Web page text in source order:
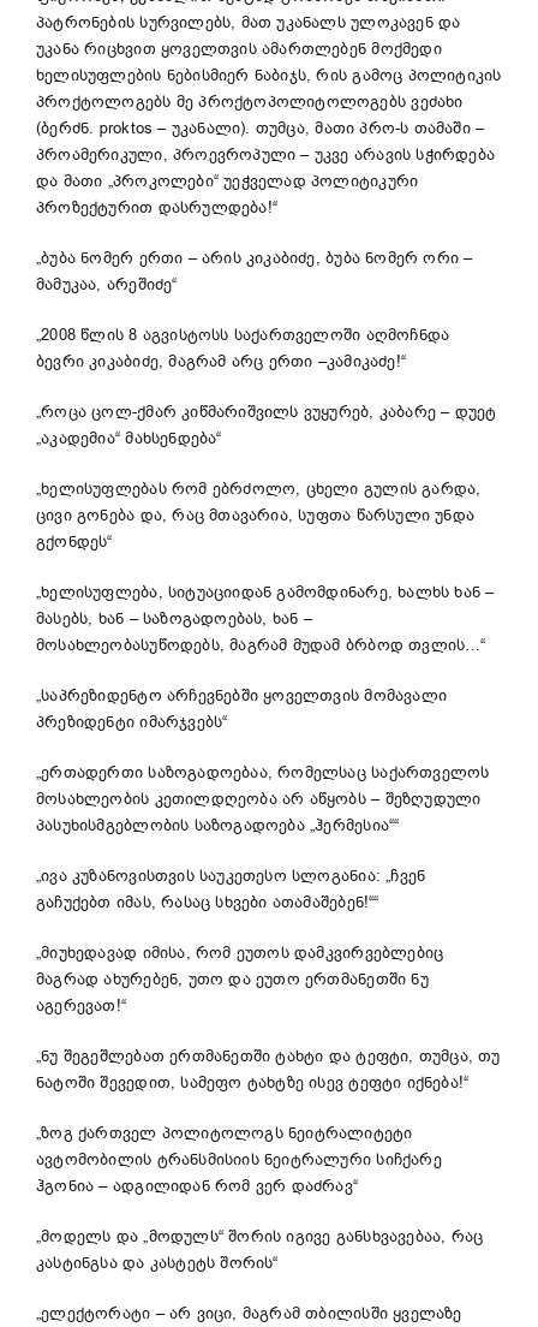
პატრონების სურვილებს, მათ უკანალს ულოკავენ და
უკანა რიცხვით ყოველთვის ამართლებენ მოქმედი
ხელისუფლების ნებისმიერ ნაბიჯს, რის გამოც პოლიტიკის
პროქტოლოგებს მე პროქტოპოლიტოლოგებს ვეძახი
(ბერძნ. proktos – უკანალი). თუმცა, მათი პრო-ს თამაში –
პროამერიკული, პროევროპული – უკვე არავის სჭირდება
და მათი „პროკოლები“ უეჭველად პოლიტიკური
პროზექტურით დასრულდება!“
„ბუბა ნომერ ერთი – არის კიკაბიძე, ბუბა ნომერ ორი –
მამუკაა, არეშიძე“
„2008 წლის 8 აგვისტოსს საქართველოში აღმოჩნდა
ბევრი კიკაბიძე, მაგრამ არც ერთი –კამიკაძე!“
„როცა ცოლ-ქმარ კიწმარიშვილს ვუყურებ, კაბარე – დუეტ
„აკადემია“ მახსენდება“
„ხელისუფლებას რომ ებრძოლო, ცხელი გულის გარდა,
ცივი გონება და, რაც მთავარია, სუფთა წარსული უნდა
გქონდეს“
„ხელისუფლება, სიტუაციიდან გამომდინარე, ხალხს ხან –
მასებს, ხან – საზოგადოებას, ხან –
მოსახლეობასუწოდებს, მაგრამ მუდამ ბრბოდ თვლის…“
„საპრეზიდენტო არჩევნებში ყოველთვის მომავალი
პრეზიდენტი იმარჯვებს“
„ერთადერთი საზოგადოებაა, რომელსაც საქართველოს
მოსახლეობის კეთილდღეობა არ აწყობს – შეზღუდული
პასუხისმგებლობის საზოგადოება „ჰერმესია““
„ივა კუზანოვისთვის საუკეთესო სლოგანია: „ჩვენ
გაჩუქებთ იმას, რასაც სხვები ათამაშებენ!““
„მიუხედავად იმისა, რომ ეუთოს დამკვირვებლებიც
მაგრად ახურებენ, უთო და ეუთო ერთმანეთში ნუ
აგერევათ!“
„ნუ შეგეშლებათ ერთმანეთში ტახტი და ტეფტი, თუმცა, თუ
ნატოში შევედით, სამეფო ტახტზე ისევ ტეფტი იქნება!“
„ზოგ ქართველ პოლიტოლოგს ნეიტრალიტეტი
ავტომობილის ტრანსმისიის ნეიტრალური სიჩქარე
ჰგონია – ადგილიდან რომ ვერ დაძრავ“
„მოდელს და „მოდულს“ შორის იგივე განსხვავებაა, რაც
კასტინგსა და კასტეტს შორის“
„ელექტორატი – არ ვიცი, მაგრამ თბილისში ყველაზე